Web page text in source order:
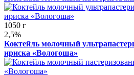
1050 г
2,5%
Коктейль молочный
ириска «Вологоша»